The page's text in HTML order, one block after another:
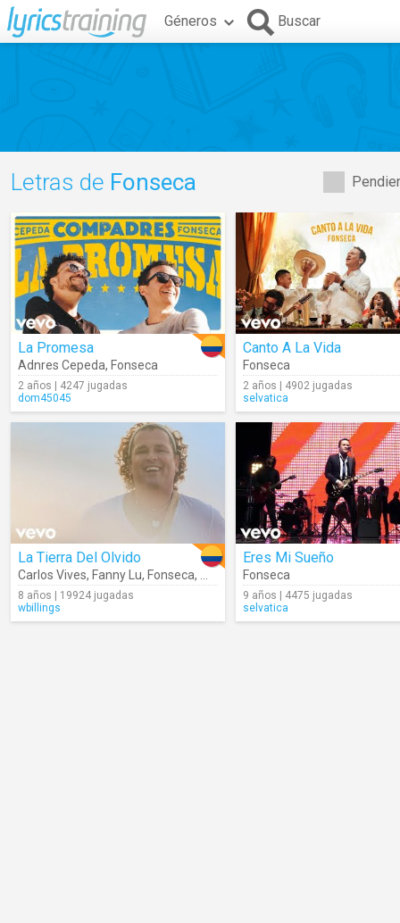
Géneros Buscar
Letras de Fonseca
La Promesa
Adnres Cepeda, Fonseca
2 años | 4247 jugadas
dom45045
Canto A La Vida
Fonseca
2 años | 4902 jugadas
selvatica
La Tierra Del Olvido
Carlos Vives, Fanny Lu, Fonseca, Maluma,Andrea Echeverry
8 años | 19924 jugadas
wbillings
Eres Mi Sueño
Fonseca
9 años | 4475 jugadas
selvatica